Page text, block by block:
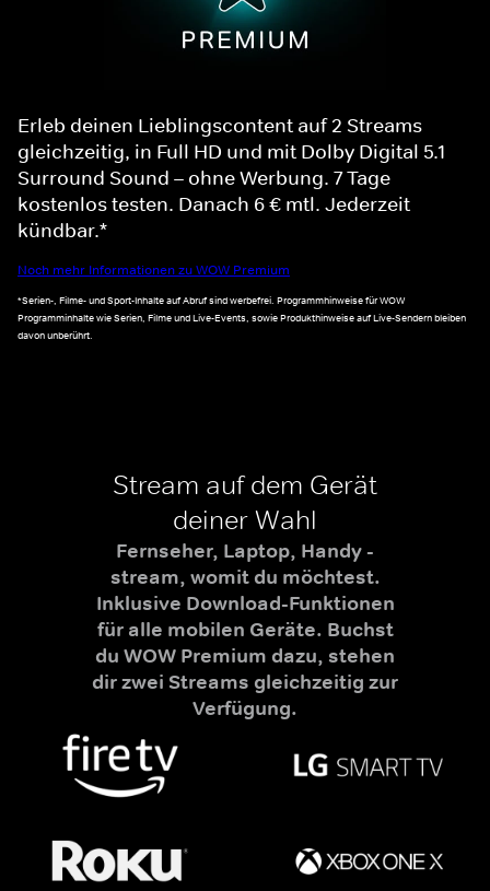
Erleb deinen Lieblingscontent auf 2 Streams
gleichzeitig, in Full HD und mit Dolby Digital 5.1
Surround Sound – ohne Werbung. 7 Tage
kostenlos testen. Danach 6 € mtl. Jederzeit
kündbar.*
Noch mehr Informationen zu WOW Premium
*Serien-, Filme- und Sport-Inhalte auf Abruf sind werbefrei. Programmhinweise für WOW
Programminhalte wie Serien, Filme und Live-Events, sowie Produkthinweise auf Live-Sendern bleiben
davon unberührt.
Stream auf dem Gerät
deiner Wahl
Fernseher, Laptop, Handy -
stream, womit du möchtest.
Inklusive Download-Funktionen
für alle mobilen Geräte. Buchst
du WOW Premium dazu, stehen
dir zwei Streams gleichzeitig zur
Verfügung.